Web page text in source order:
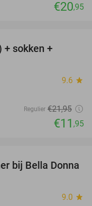
€20,95
+ sokken +
9.6 star
Regulier €21,95
€11 ,95
35%
bij Bella Donna
9.0 star